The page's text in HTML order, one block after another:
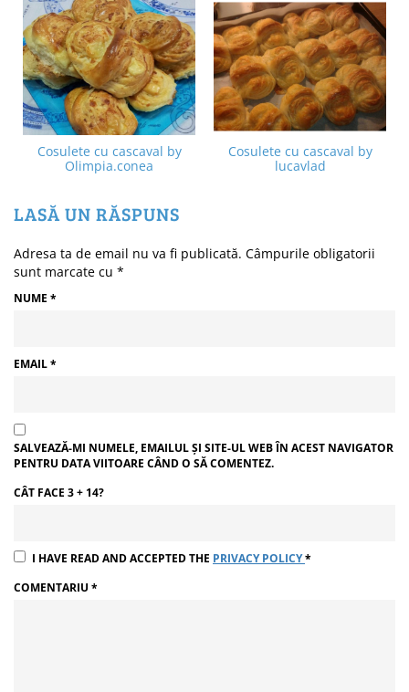
Cosulete cu cascaval by
Olimpia.conea
Cosulete cu cascaval by
lucavlad
LASĂ UN RĂSPUNS
Adresa ta de email nu va fi publicată. Câmpurile obligatorii
sunt marcate cu *
NUME *
EMAIL*
SALVEAZĂ-MI NUMELE, EMAILUL ȘI SITE-UL WEB ÎN ACEST NAVIGATOR
PENTRU DATA VIITOARE CÂND O SĂ COMENTEZ.
CÂT FACE 3 + 14?
I HAVE READ AND ACCEPTED THE PRIVACY POLICY*
COMENTARIU *